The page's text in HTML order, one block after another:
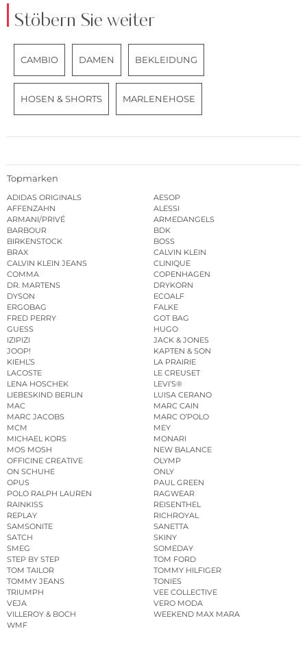
Stöbern Sie weiter
CAMBIO DAMEN BEKLEIDUNG
HOSEN & SHORTS MARLENEHOSE
Topmarken
ADIDAS ORIGINALS
AESOP
AFFENZAHN
ALESSI
ARMANI/PRIVÉ
ARMEDANGELS
BARBOUR
BDK
BIRKENSTOCK
BOSS
BRAX
CALVIN KLEIN
CALVIN KLEIN JEANS
CLINIQUE
COMMA
COPENHAGEN
DR. MARTENS
DRYKORN
DYSON
ECOALF
ERGOBAG
FALKE
FRED PERRY
GOT BAG
GUESS
HUGO
IZIPIZI
JACK & JONES
JOOP!
KAPTEN & SON
KIEHL’S
LA PRAIRIE
LACOSTE
LE CREUSET
LENA HOSCHEK
LEVI’S®
LIEBESKIND BERLIN
LUISA CERANO
MAC
MARC CAIN
MARC JACOBS
MARC O’POLO
MCM
MEY
MICHAEL KORS
MONARI
MOS MOSH
NEW BALANCE
OFFICINE CREATIVE
OLYMP
ON SCHUHE
ONLY
OPUS
PAUL GREEN
POLO RALPH LAUREN
RAGWEAR
RAINKISS
REISENTHEL
REPLAY
RICHROYAL
SAMSONITE
SANETTA
SATCH
SKINY
SMEG
SOMEDAY
STEP BY STEP
TOM FORD
TOM TAILOR
TOMMY HILFIGER
TOMMY JEANS
TONIES
TRIUMPH
VEE COLLECTIVE
VEJA
VERO MODA
VILLEROY & BOCH
WEEKEND MAX MARA
WMF